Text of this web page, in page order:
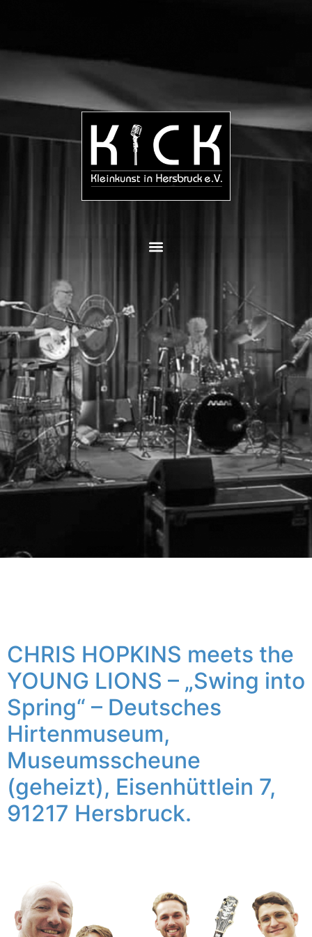
CHRIS HOPKINS meets the
YOUNG LIONS – „Swing into
Spring“ – Deutsches
Hirtenmuseum,
Museumsscheune
(geheizt), Eisenhüttlein 7,
91217 Hersbruck.